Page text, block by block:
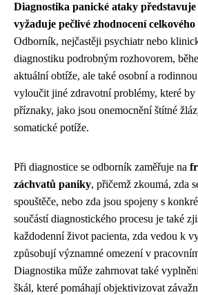
Diagnostika panické ataky
vyžaduje pečlivé zhodnocení
Odborník, nejčastěji psychiatr nebo
diagnostiku podrobným rozhovorem,
aktuální obtíže, ale také osobní a
vyloučit jiné zdravotní problémy, které
příznaky, jako jsou onemocnění štítné
somatické potíže.
Při diagnostice se odborník zaměřuje na
záchvatů paniky, přičemž zkoumá, zda
spouštěče, nebo zda jsou spojeny s
součástí diagnostického procesu je také
každodenní život pacienta, zda vedou k
způsobují významné omezení v
Diagnostika může zahrnovat také
škál, které pomáhají objektivizovat